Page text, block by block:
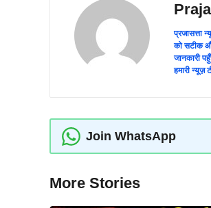
प्रजासत्ता
को सटीक और
जानकारी
हमारी न्यूज़
Join WhatsApp
More Stories